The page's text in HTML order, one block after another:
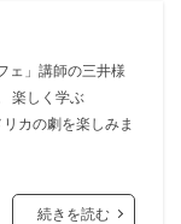
ェ」講師の三井様
楽しく学ぶ
カの劇を楽しみま
続きを読む